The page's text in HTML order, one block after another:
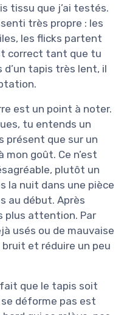
tissu que j’ai testés.
très propre : les
les flicks partent
correct tant que tu
tapis très lent, il
est un point à noter.
tu entends un
présent que sur un
goût. Ce n’est
plutôt un
la nuit dans une pièce
au début. Après
plus attention. Par
usés ou de mauvaise
et réduire un peu
que le tapis soit
déforme pas est